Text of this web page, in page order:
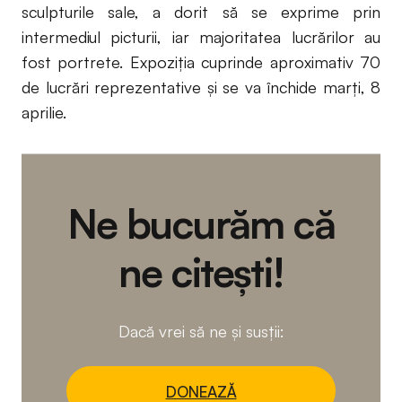
sculpturile sale, a dorit să se exprime prin
intermediul picturii, iar majoritatea lucrărilor au
fost portrete. Expoziția cuprinde aproximativ 70
de lucrări reprezentative și se va închide marți, 8
aprilie.
Ne bucurăm că
ne citești!
Dacă vrei să ne și susții:
DONEAZĂ